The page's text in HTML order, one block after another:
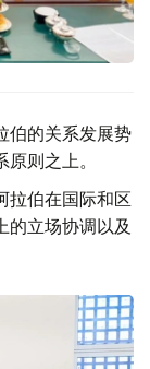
伯的关系发展势
则之上。
拉伯在国际和区
的立场协调以及